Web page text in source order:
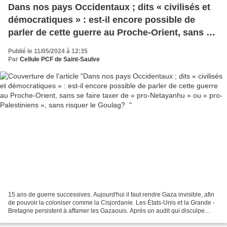
Dans nos pays Occidentaux ; dits « civilisés et
démocratiques » : est-il encore possible de
parler de cette guerre au Proche-Orient, sans se
Palestiniens », sans risquer le Goulag?
Publié le 11/05/2024 à 12:35
Par Cellule PCF de Saint-Saulve
15 ans de guerre successives. Aujourd'hui il faut rendre Gaza invisible, afin
de pouvoir la coloniser comme la Cisjordanie. Les États-Unis et la Grande -
Bretagne persistent à affamer les Gazaouis. Après un audit qui disculpe